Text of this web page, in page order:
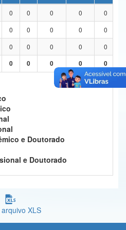
e Comunicações
Humanos
0 0 0 0 0
0 0 0 0 0
0 0 0 0 0
0 0 0 0 0
e Doutorado
e Doutorado
XLS